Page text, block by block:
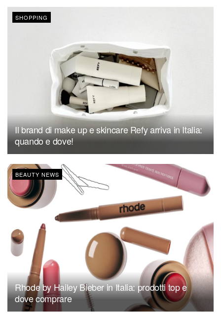
SHOPPING
Il brand di make up e skincare Refy arriva in Italia:
quando e dove!
BEAUTY NEWS
Rhode by Hailey Bieber in Italia: prodotti top e
dove comprare